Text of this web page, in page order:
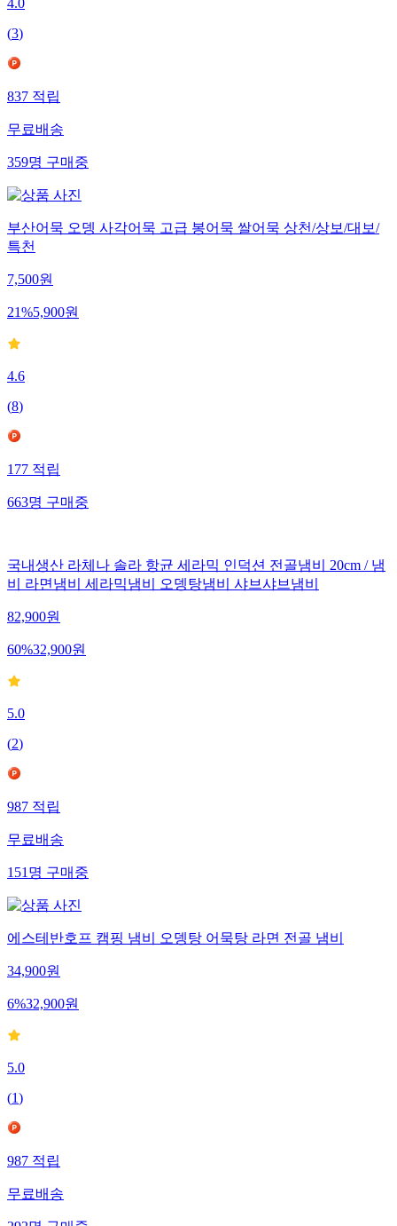
4.0
(3)
837적립
무료배송
359명구매중
부산어묵 오뎅 사각어묵 고급 봉어묵 쌀어묵 상천/상보/대보/
특천
7,500원
21%5,900원
4.6
(8)
177적립
663명구매중
국내생산 라체나 솔라 항균 세라믹 인덕션 전골냄비 20cm / 냄
비 라면냄비 세라믹냄비 오뎅탕냄비 샤브샤브냄비
82,900원
60%32,900원
5.0
(2)
987적립
무료배송
151명구매중
에스테반호프 캠핑 냄비 오뎅탕 어묵탕 라면 전골 냄비
34,900원
6%32,900원
5.0
(1)
987적립
무료배송